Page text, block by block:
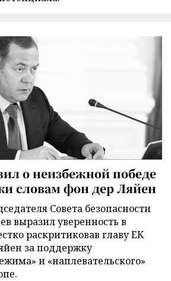
о неизбежной победе
словам фон дер Ляйен
Совета безопасности
выразил уверенность в
раскритиковав главу ЕК
за поддержку
и «наплевательского»